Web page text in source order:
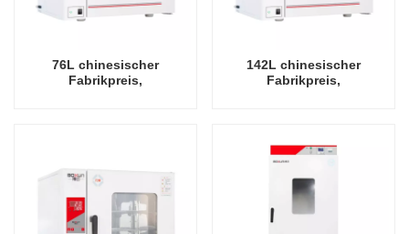
76L chinesischer
Fabrikpreis,
142L chinesischer
Fabrikpreis,